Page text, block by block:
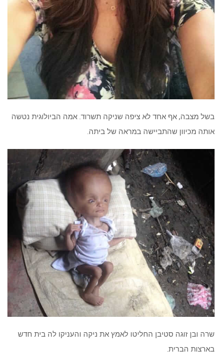
בשל מצבה, אף אחד לא ציפה שניקה תשרוד. אמה הביולוגית נטשה
אותה מכיוון שהתביישה במראה של ביתה.
שרה ובן זוגה סטיבן החליטו לאמץ את ניקה והעניקו לה בית חדש
בארצות הברית.